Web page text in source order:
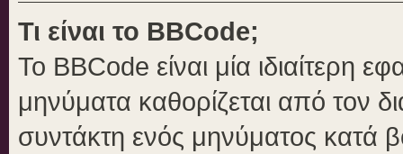
Τι είναι το BBCode;
Το BBCode είναι μία ιδιαίτερη
μηνύματα καθορίζεται από τον
συντάκτη ενός μηνύματος κατά